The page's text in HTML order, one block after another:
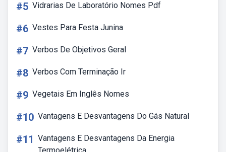
#5 Vidrarias De Laboratório Nomes Pdf
#6 Vestes Para Festa Junina
#7 Verbos De Objetivos Geral
#8 Verbos Com Terminação Ir
#9 Vegetais Em Inglês Nomes
#10 Vantagens E Desvantagens Do Gás Natural
#11 Vantagens E Desvantagens Da Energia